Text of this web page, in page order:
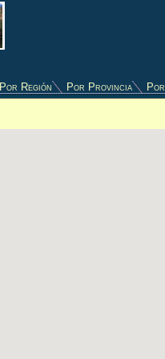
Por Región Por Provincia